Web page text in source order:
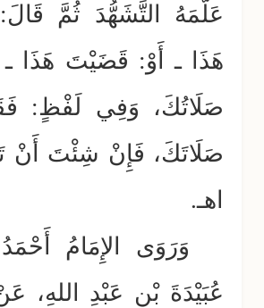
عَلَّمَهُ التَّشَهُّدَ ثُمَّ
هَذَا ـ أَوْ: قَضَيْتَ هَذَا
صَلَاتُكَ، وَفِي لَفْظٍ:
صَلَاتَكَ، فَإِنْ شِئْتَ أَنْ
اهـ.
وَرَوَى الإِمَامُ
عُبَيْدَةَ بْنِ عَبْدِ اللهِ،